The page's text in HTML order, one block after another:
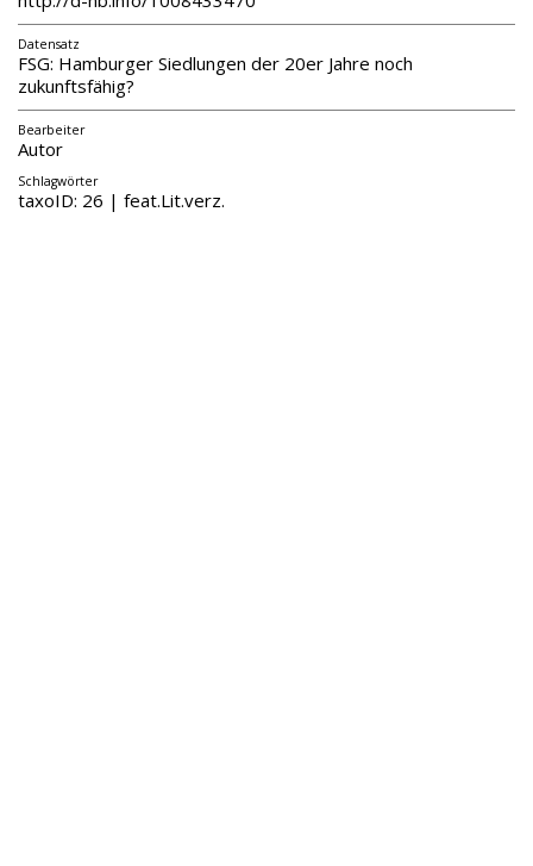
Datensatz
FSG: Hamburger Siedlungen der 20er Jahre noch
zukunftsfähig?
Bearbeiter
Autor
Schlagwörter
taxoID: 26 | feat.Lit.verz.